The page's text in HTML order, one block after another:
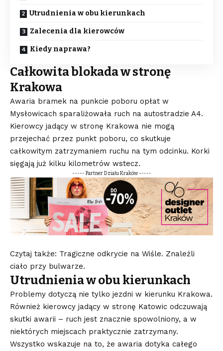
Utrudnienia w obu kierunkach
Zalecenia dla kierowców
Kiedy naprawa?
Całkowita blokada w stronę
Krakowa
Awaria bramek na punkcie poboru opłat w
Mysłowicach sparaliżowała ruch na autostradzie A4.
Kierowcy jadący w stronę Krakowa nie mogą
przejechać przez punkt poboru, co skutkuje
całkowitym zatrzymaniem ruchu na tym odcinku. Korki
sięgają już kilku kilometrów wstecz.
----- Partner Działu Kraków -----
Czytaj także: Tragiczne odkrycie na Wiśle. Znaleźli
ciało przy bulwarze.
Utrudnienia w obu kierunkach
Problemy dotyczą nie tylko jezdni w kierunku Krakowa.
Również kierowcy jadący w stronę Katowic odczuwają
skutki awarii – ruch jest znacznie spowolniony, a w
niektórych miejscach praktycznie zatrzymany.
Wszystko wskazuje na to, że awaria dotyka całego